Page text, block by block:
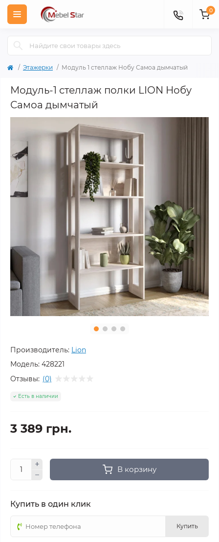
0
Этажерки Модуль 1 стеллаж Нобу Самоа дымчатый
Модуль-1 стеллаж полки LION Нобу
Самоа дымчатый
Производитель: Lion
Модель: 428221
Отзывы: (0)
Есть в наличии
3 389 грн.
В корзину
Купить в один клик
Купить